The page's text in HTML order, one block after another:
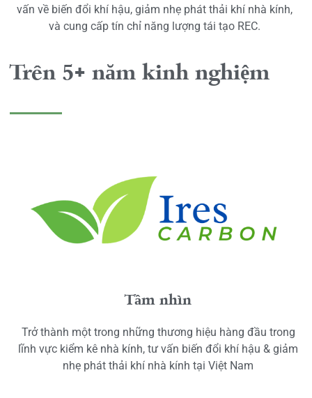
vấn về biến đổi khí hậu, giảm nhẹ phát thải khí nhà kính,
và cung cấp tín chỉ năng lượng tái tạo REC.
Trên 5+ năm kinh nghiệm
Tầm nhìn
Trở thành một trong những thương hiệu hàng đầu trong
lĩnh vực kiểm kê nhà kính, tư vấn biến đổi khí hậu & giảm
nhẹ phát thải khí nhà kính tại Việt Nam